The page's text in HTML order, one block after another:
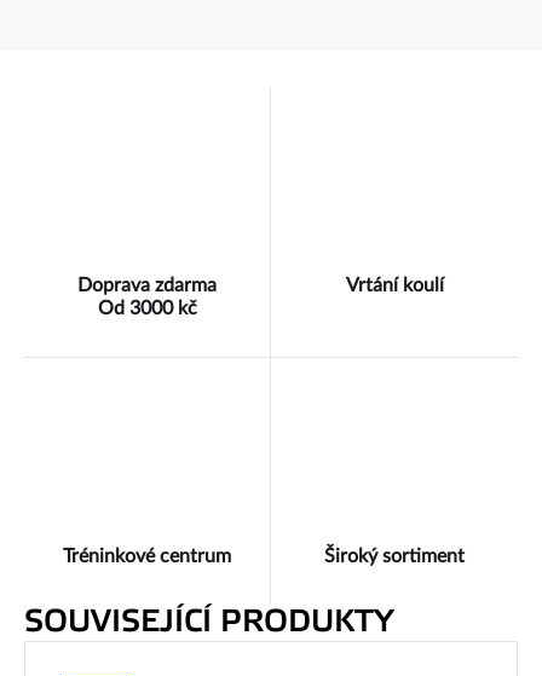
Doprava zdarma
Od 3000 kč
Vrtání koulí
Tréninkové centrum Široký sortiment
SOUVISEJÍCÍ PRODUKTY